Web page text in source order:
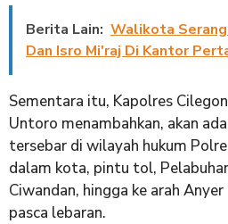
Berita Lain: Walikota
Dan Isro Mi'raj Di Kantor
Sementara itu, Kapolres
Untoro menambahkan, akan
tersebar di wilayah hukum
dalam kota, pintu tol,
Ciwandan, hingga ke arah
pasca lebaran.